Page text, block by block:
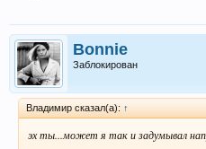
Bonnie
Заблокирован
Владимир сказал(а): ↑
эх ты...может я так и задумывал